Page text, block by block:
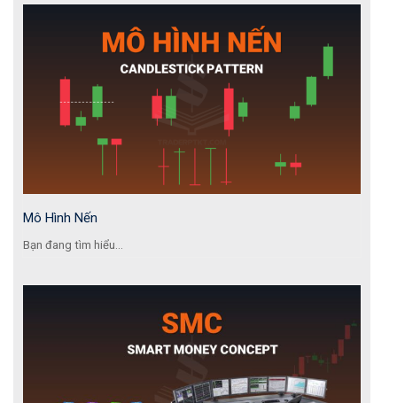
Mô Hình Nến
Bạn đang tìm hiểu...